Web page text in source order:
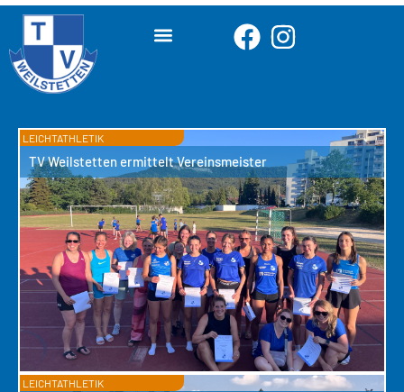
LEICHTATHLETIK
TV Weilstetten ermittelt Vereinsmeister
LEICHTATHLETIK